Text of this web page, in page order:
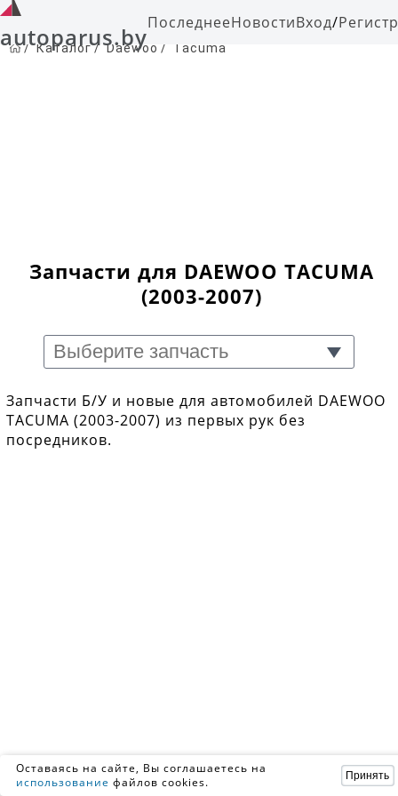
autoparus.byПоследнееНовостиВход/
/ Каталог/ Daewoo / Tacuma
Запчасти для DAEWOO TACUMA
(2003-2007)
Запчасти Б/У и новые для автомобилей DAEWOO
TACUMA (2003-2007) из первых рук без
посредников.
Оставаясь на сайте, Вы соглашаетесь на
использование файлов cookies. Принять